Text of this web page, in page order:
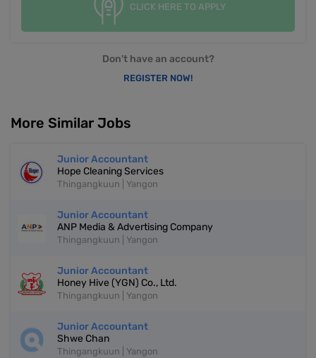
CLICK HERE TO APPLY
Don't have an account?
REGISTER NOW!
More Similar Jobs
Junior Accountant
Hope Cleaning Services
Thingangkuun | Yangon
Junior Accountant
ANP Media & Advertising Company
Thingangkuun | Yangon
Junior Accountant
Honey Hive (YGN) Co., Ltd.
Thingangkuun | Yangon
Junior Accountant
Shwe Chan
Thingangkuun | Yangon